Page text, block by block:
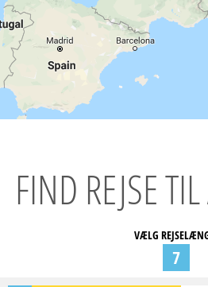
FIND REJSE
VÆLG
7